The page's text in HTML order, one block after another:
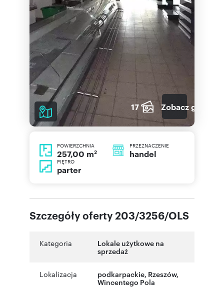
17 Zobacz galerię
POWIERZCHNIA
257,00 m2
PRZEZNACZENIE
handel
PIĘTRO
parter
Szczegóły oferty 203/3256/OLS
Kategoria
Lokale użytkowe na
sprzedaż
Lokalizacja podkarpackie, Rzeszów,
Wincentego Pola